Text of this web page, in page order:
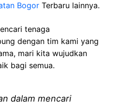
Bogor Terbaru lainnya.
tenaga
dengan tim kami yang
mari kita wujudkan
bagi semua.
dalam mencari